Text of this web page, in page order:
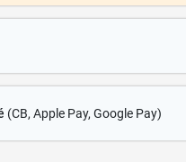
(CB, Apple Pay, Google Pay)